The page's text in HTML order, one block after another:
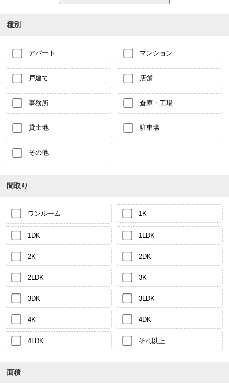
種別
アパート マンション
戸建て 店舗
事務所 倉庫・工場
貸土地 駐車場
その他
間取り
ワンルーム 1K
1DK 1LDK
2K 2DK
2LDK 3K
3DK 3LDK
4K 4DK
4LDK それ以上
面積